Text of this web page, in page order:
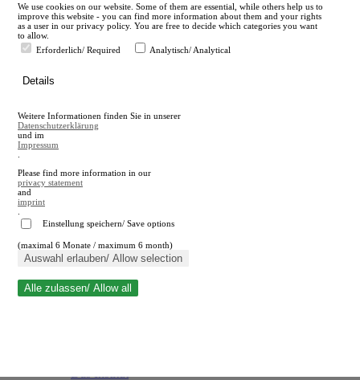
en
A
A
Suche schließen
We use cookies on our website. Some of them are essential, while others help us to
improve this website - you can find more information about them and your rights
as a user in our privacy policy. You are free to decide which categories you want
to allow.
Erforderlich/ Required
Analytisch/ Analytical
Details
Weitere Informationen finden Sie in unserer
Datenschutzerklärung
und im
Impressum
Please find more information in our
privacy statement
and
imprint
Einstellung speichern/ Save options
(maximal 6 Monate / maximum 6 month)
Auswahl erlauben/ Allow selection
Alle zulassen/ Allow all